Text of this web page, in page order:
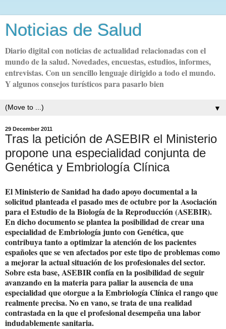
Noticias de Salud
Diario digital con noticias de actualidad relacionadas con el
mundo de la salud. Novedades, encuestas, estudios, informes,
entrevistas. Con un sencillo lenguaje dirigido a todo el mundo.
Y algunos consejos turísticos para pasarlo bien
▼
29 December 2011
Tras la petición de ASEBIR el Ministerio
propone una especialidad conjunta de
Genética y Embriología Clínica
El Ministerio de Sanidad ha dado apoyo documental a la
solicitud planteada el pasado mes de octubre por la Asociación
para el Estudio de la Biología de la Reproducción (ASEBIR).
En dicho documento se plantea la posibilidad de crear una
especialidad de Embriología junto con Genética, que
contribuya tanto a optimizar la atención de los pacientes
españoles que se ven afectados por este tipo de problemas como
a mejorar la actual situación de los profesionales del sector.
Sobre esta base, ASEBIR confía en la posibilidad de seguir
avanzando en la materia para paliar la ausencia de una
especialidad que otorgue a la Embriología Clínica el rango que
realmente precisa. No en vano, se trata de una realidad
contrastada en la que el profesional desempeña una labor
indudablemente sanitaria.